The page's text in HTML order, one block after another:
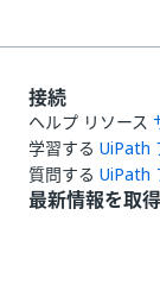
接続
ヘルプ リソース
学習する UiPath
質問する UiPath
最新情報を取得